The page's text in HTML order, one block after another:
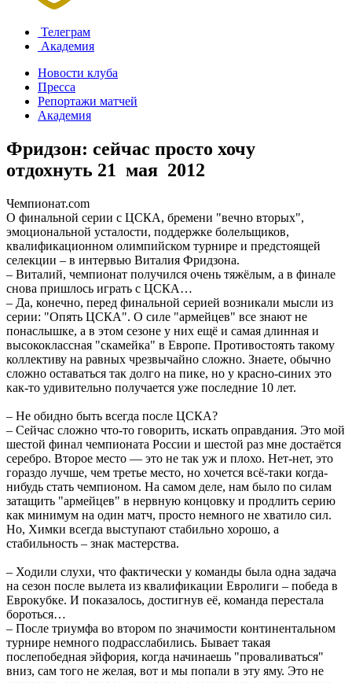
Телеграм
Академия
Новости клуба
Пресса
Репортажи матчей
Академия
Фридзон: сейчас просто хочу
отдохнуть 21 мая 2012
Чемпионат.com
О финальной серии с ЦСКА, бремени "вечно вторых",
эмоциональной усталости, поддержке болельщиков,
квалификационном олимпийском турнире и предстоящей
селекции – в интервью Виталия Фридзона.
– Виталий, чемпионат получился очень тяжёлым, а в финале
снова пришлось играть с ЦСКА…
– Да, конечно, перед финальной серией возникали мысли из
серии: "Опять ЦСКА". О силе "армейцев" все знают не
понаслышке, а в этом сезоне у них ещё и самая длинная и
высококлассная "скамейка" в Европе. Противостоять такому
коллективу на равных чрезвычайно сложно. Знаете, обычно
сложно оставаться так долго на пике, но у красно-синих это
как-то удивительно получается уже последние 10 лет.
– Не обидно быть всегда после ЦСКА?
– Сейчас сложно что-то говорить, искать оправдания. Это мой
шестой финал чемпионата России и шестой раз мне достаётся
серебро. Второе место — это не так уж и плохо. Нет-нет, это
гораздо лучше, чем третье место, но хочется всё-таки когда-
нибудь стать чемпионом. На самом деле, нам было по силам
затащить "армейцев" в нервную концовку и продлить серию
как минимум на один матч, просто немного не хватило сил.
Но, Химки всегда выступают стабильно хорошо, а
стабильность – знак мастерства.
– Ходили слухи, что фактически у команды была одна задача
на сезон после вылета из квалификации Евролиги – победа в
Еврокубке. И показалось, достигнув её, команда перестала
бороться…
– После триумфа во втором по значимости континентальном
турнире немного подрасслабились. Бывает такая
послепобедная эйфория, когда начинаешь "проваливаться"
вниз, сам того не желая, вот и мы попали в эту яму. Это не